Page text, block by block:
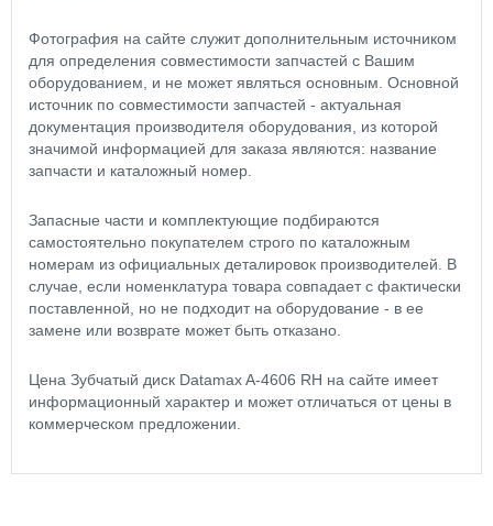
Фотография на сайте служит дополнительным источником
для определения совместимости запчастей с Вашим
оборудованием, и не может являться основным. Основной
источник по совместимости запчастей - актуальная
документация производителя оборудования, из которой
значимой информацией для заказа являются: название
запчасти и каталожный номер.
Запасные части и комплектующие подбираются
самостоятельно покупателем строго по каталожным
номерам из официальных деталировок производителей. В
случае, если номенклатура товара совпадает с фактически
поставленной, но не подходит на оборудование - в ее
замене или возврате может быть отказано.
Цена Зубчатый диск Datamax A-4606 RH на сайте имеет
информационный характер и может отличаться от цены в
коммерческом предложении.